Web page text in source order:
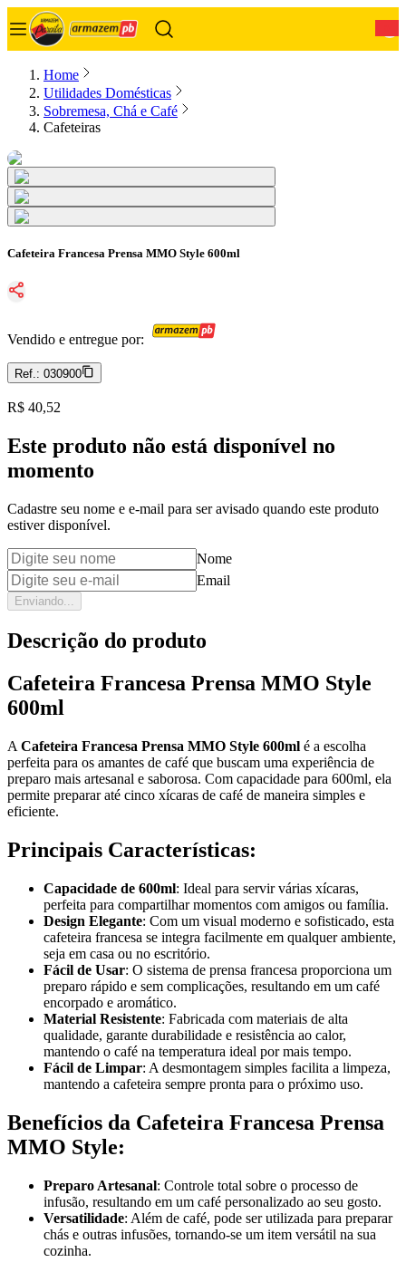
Home
Utilidades Domésticas
Sobremesa, Chá e Café
Cafeteiras
Cafeteira Francesa Prensa MMO Style 600ml
Vendido e entregue por:
Ref.: 030900
Price:
R$ 40,52
Este produto não está disponível no
momento
Cadastre seu nome e e-mail para ser avisado quando este produto
estiver disponível.
Nome
Email
Enviando...
Descrição do produto
Cafeteira Francesa Prensa MMO Style
600ml
A Cafeteira Francesa Prensa MMO Style 600ml é a escolha
perfeita para os amantes de café que buscam uma experiência de
preparo mais artesanal e saborosa. Com capacidade para 600ml, ela
permite preparar até cinco xícaras de café de maneira simples e
eficiente.
Principais Características:
Capacidade de 600ml: Ideal para servir várias xícaras,
perfeita para compartilhar momentos com amigos ou família.
Design Elegante: Com um visual moderno e sofisticado, esta
cafeteira francesa se integra facilmente em qualquer ambiente,
seja em casa ou no escritório.
Fácil de Usar: O sistema de prensa francesa proporciona um
preparo rápido e sem complicações, resultando em um café
encorpado e aromático.
Material Resistente: Fabricada com materiais de alta
qualidade, garante durabilidade e resistência ao calor,
mantendo o café na temperatura ideal por mais tempo.
Fácil de Limpar: A desmontagem simples facilita a limpeza,
mantendo a cafeteira sempre pronta para o próximo uso.
Benefícios da Cafeteira Francesa Prensa
MMO Style:
Preparo Artesanal: Controle total sobre o processo de
infusão, resultando em um café personalizado ao seu gosto.
Versatilidade: Além de café, pode ser utilizada para preparar
chás e outras infusões, tornando-se um item versátil na sua
cozinha.